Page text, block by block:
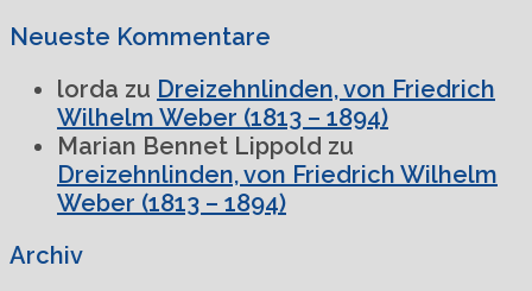
Neueste Kommentare
lorda zu Dreizehnlinden, von Friedrich
Wilhelm Weber (1813 – 1894)
Marian Bennet Lippold zu
Dreizehnlinden, von Friedrich Wilhelm
Weber (1813 – 1894)
Archiv